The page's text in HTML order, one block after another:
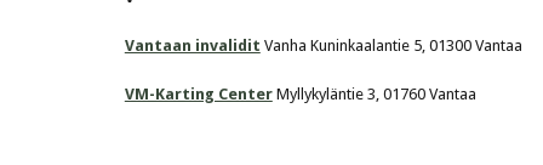
Vantaan invalidit Vanha Kuninkaalantie 5, 01300 Vantaa
VM-Karting Center Myllykyläntie 3, 01760 Vantaa